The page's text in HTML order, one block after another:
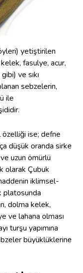
yetiştirilen
fasulye, acur,
ve sıkı
sebzelerin,
ile
ise; defne
düşük oranda sirke
ve uzun ömürlü
olarak Çubuk
iklimsel-
platosunda
dolma kelek,
ve lahana olması
turşu yapımına
büyüklüklerine